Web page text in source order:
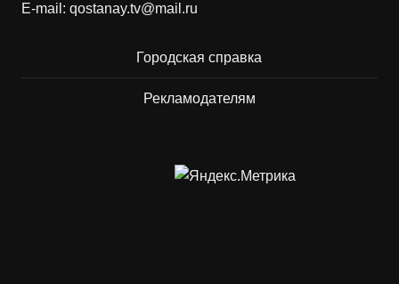
E-mail: qostanay.tv@mail.ru
Городская справка
Рекламодателям